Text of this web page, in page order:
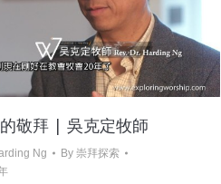
敬拜 | 吳克定牧師
Ng By 崇拜探索